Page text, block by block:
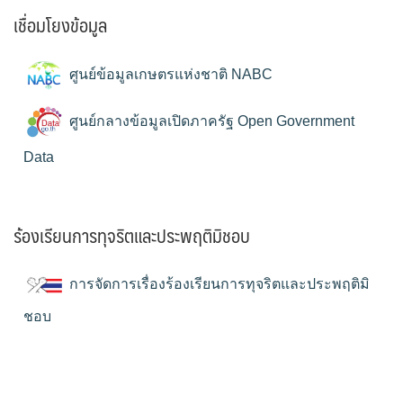
เชื่อมโยงข้อมูล
ศูนย์ข้อมูลเกษตรแห่งชาติ NABC
ศูนย์กลางข้อมูลเปิดภาครัฐ Open Government
Data
ร้องเรียนการทุจริตและประพฤติมิชอบ
การจัดการเรื่องร้องเรียนการทุจริตและประพฤติมิ
ชอบ